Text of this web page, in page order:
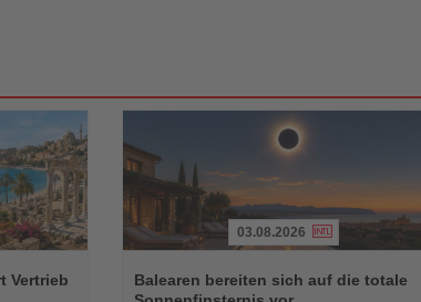
Vertrieb
Sie
die
03.08.2026
Balearen bereiten sich auf die totale